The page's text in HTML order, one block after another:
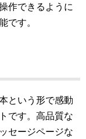
作できるように
です。
という形で感動
です。高品質な
セージページな